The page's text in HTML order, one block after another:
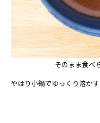
そのまま食べ
やはり小鍋でゆっくり溶かす